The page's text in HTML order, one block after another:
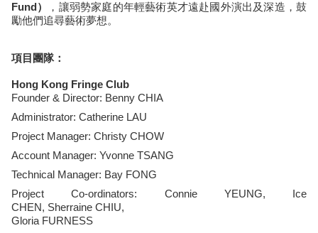
Fund）
，讓弱勢家庭的年輕藝術英才遠赴國外演出及深造，鼓
勵他們追尋藝術夢想。
項目團隊：
Hong Kong Fringe Club
Founder & Director: Benny CHIA
Administrator: Catherine LAU
Project Manager: Christy CHOW
Account Manager: Yvonne TSANG
Technical Manager: Bay FONG
Project Co-ordinators: Connie YEUNG, Ice
CHEN, Sherraine CHIU,
Gloria FURNESS